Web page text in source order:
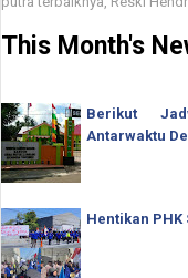
This Month's
Berikut
Antarwaktu
Hentikan